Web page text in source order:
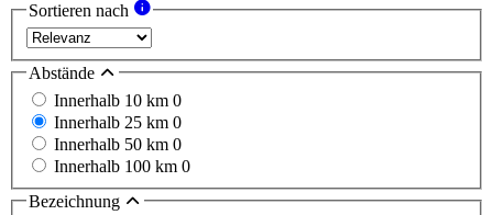
Sortieren nach
Abstände
Innerhalb 10 km 0
Innerhalb 25 km 0
Innerhalb 50 km 0
Innerhalb 100 km 0
Bezeichnung